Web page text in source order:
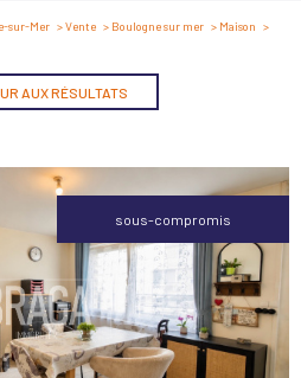
sur-Mer Vente Boulogne sur mer
Maison
AUX RÉSULTATS
sous-compromis